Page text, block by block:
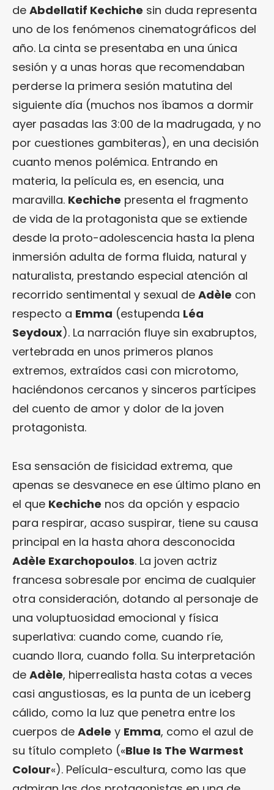
de Abdellatif Kechiche sin duda representa
uno de los fenómenos cinematográficos del
año. La cinta se presentaba en una única
sesión y a unas horas que recomendaban
perderse la primera sesión matutina del
siguiente día (muchos nos íbamos a dormir
ayer pasadas las 3:00 de la madrugada, y no
por cuestiones gambiteras), en una decisión
cuanto menos polémica. Entrando en
materia, la película es, en esencia, una
maravilla. Kechiche presenta el fragmento
de vida de la protagonista que se extiende
desde la proto-adolescencia hasta la plena
inmersión adulta de forma fluida, natural y
naturalista, prestando especial atención al
recorrido sentimental y sexual de Adèle con
respecto a Emma (estupenda Léa
Seydoux). La narración fluye sin exabruptos,
vertebrada en unos primeros planos
extremos, extraídos casi con microtomo,
haciéndonos cercanos y sinceros partícipes
del cuento de amor y dolor de la joven
protagonista.
Esa sensación de fisicidad extrema, que
apenas se desvanece en ese último plano en
el que Kechiche nos da opción y espacio
para respirar, acaso suspirar, tiene su causa
principal en la hasta ahora desconocida
Adèle Exarchopoulos. La joven actriz
francesa sobresale por encima de cualquier
otra consideración, dotando al personaje de
una voluptuosidad emocional y física
superlativa: cuando come, cuando ríe,
cuando llora, cuando folla. Su interpretación
de Adèle, hiperrealista hasta cotas a veces
casi angustiosas, es la punta de un iceberg
cálido, como la luz que penetra entre los
cuerpos de Adele y Emma, como el azul de
su título completo («Blue Is The Warmest
Colour«). Película-escultura, como las que